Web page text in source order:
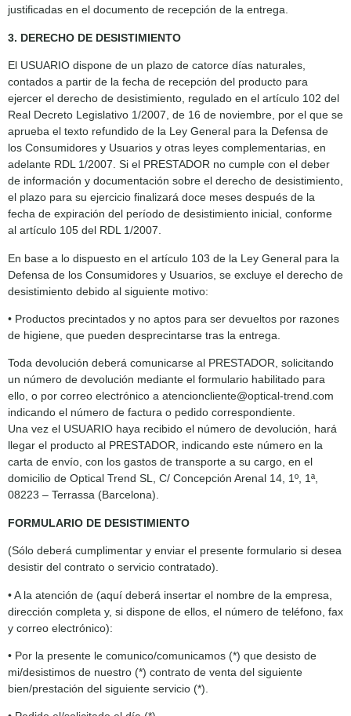
justificadas en el documento de recepción de la entrega.
3. DERECHO DE DESISTIMIENTO
El USUARIO dispone de un plazo de catorce días naturales,
contados a partir de la fecha de recepción del producto para
ejercer el derecho de desistimiento, regulado en el artículo 102 del
Real Decreto Legislativo 1/2007, de 16 de noviembre, por el que se
aprueba el texto refundido de la Ley General para la Defensa de
los Consumidores y Usuarios y otras leyes complementarias, en
adelante RDL 1/2007. Si el PRESTADOR no cumple con el deber
de información y documentación sobre el derecho de desistimiento,
el plazo para su ejercicio finalizará doce meses después de la
fecha de expiración del período de desistimiento inicial, conforme
al artículo 105 del RDL 1/2007.
En base a lo dispuesto en el artículo 103 de la Ley General para la
Defensa de los Consumidores y Usuarios, se excluye el derecho de
desistimiento debido al siguiente motivo:
• Productos precintados y no aptos para ser devueltos por razones
de higiene, que pueden desprecintarse tras la entrega.
Toda devolución deberá comunicarse al PRESTADOR, solicitando
un número de devolución mediante el formulario habilitado para
ello, o por correo electrónico a atencioncliente@optical-trend.com
indicando el número de factura o pedido correspondiente.
Una vez el USUARIO haya recibido el número de devolución, hará
llegar el producto al PRESTADOR, indicando este número en la
carta de envío, con los gastos de transporte a su cargo, en el
domicilio de Optical Trend SL, C/ Concepción Arenal 14, 1º, 1ª,
08223 – Terrassa (Barcelona).
FORMULARIO DE DESISTIMIENTO
(Sólo deberá cumplimentar y enviar el presente formulario si desea
desistir del contrato o servicio contratado).
• A la atención de (aquí deberá insertar el nombre de la empresa,
dirección completa y, si dispone de ellos, el número de teléfono, fax
y correo electrónico):
• Por la presente le comunico/comunicamos (*) que desisto de
mi/desistimos de nuestro (*) contrato de venta del siguiente
bien/prestación del siguiente servicio (*).